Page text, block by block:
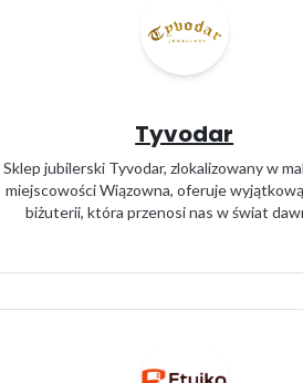
Tyvodar
Sklep jubilerski Tyvodar, zlokalizowany w
miejscowości Wiązowna, oferuje
biżuterii, która przenosi nas w świat